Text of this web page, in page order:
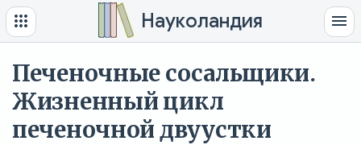
Науколандия
Печеночные сосальщики.
Жизненный цикл
печеночной двуустки